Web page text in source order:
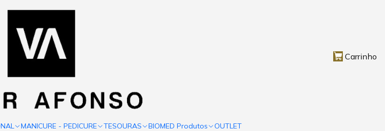
Carrinho
MANICURE - PEDICURE TESOURAS BIOMED Produtos OUTLET